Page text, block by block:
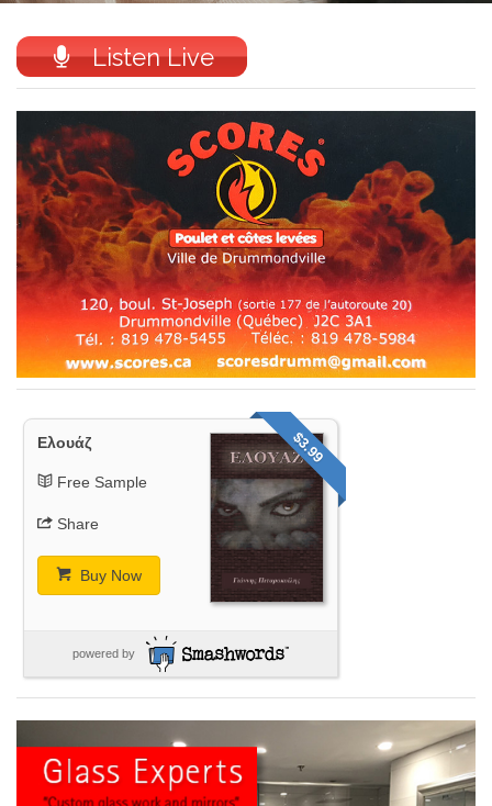
Listen Live
$3.99
Ελουάζ
Free Sample
Share
Buy Now
powered by